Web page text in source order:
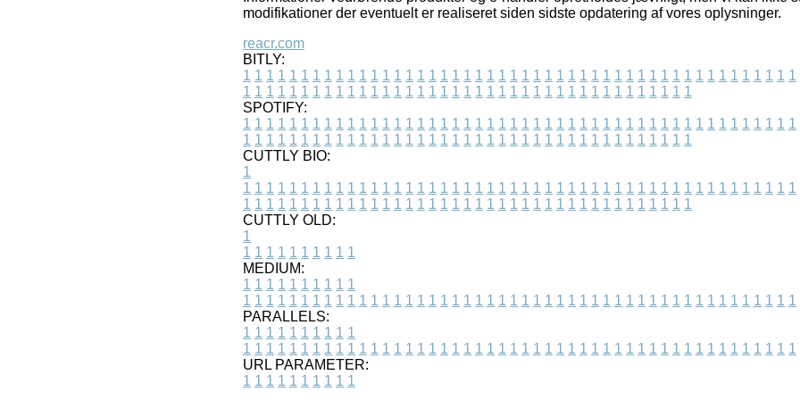
modifikationer der eventuelt er realiseret siden sidste opdatering af vores oplysninger.
reacr.com
BITLY:
1 1 1 1 1 1 1 1 1 1 1 1 1 1 1 1 1 1 1 1 1 1 1 1 1 1 1 1 1 1 1 1 1 1 1 1 1 1 1 1 1 1 1 1 1 1 1 1
1 1 1 1 1 1 1 1 1 1 1 1 1 1 1 1 1 1 1 1 1 1 1 1 1 1 1 1 1 1 1 1 1 1 1 1 1 1 1
SPOTIFY:
1 1 1 1 1 1 1 1 1 1 1 1 1 1 1 1 1 1 1 1 1 1 1 1 1 1 1 1 1 1 1 1 1 1 1 1 1 1 1 1 1 1 1 1 1 1 1 1
1 1 1 1 1 1 1 1 1 1 1 1 1 1 1 1 1 1 1 1 1 1 1 1 1 1 1 1 1 1 1 1 1 1 1 1 1 1 1
CUTTLY BIO:
1
1 1 1 1 1 1 1 1 1 1 1 1 1 1 1 1 1 1 1 1 1 1 1 1 1 1 1 1 1 1 1 1 1 1 1 1 1 1 1 1 1 1 1 1 1 1 1 1
1 1 1 1 1 1 1 1 1 1 1 1 1 1 1 1 1 1 1 1 1 1 1 1 1 1 1 1 1 1 1 1 1 1 1 1 1 1 1
CUTTLY OLD:
1
1 1 1 1 1 1 1 1 1 1
MEDIUM:
1 1 1 1 1 1 1 1 1 1
1 1 1 1 1 1 1 1 1 1 1 1 1 1 1 1 1 1 1 1 1 1 1 1 1 1 1 1 1 1 1 1 1 1 1 1 1 1 1 1 1 1 1 1 1 1 1 1
PARALLELS:
1 1 1 1 1 1 1 1 1 1
1 1 1 1 1 1 1 1 1 1 1 1 1 1 1 1 1 1 1 1 1 1 1 1 1 1 1 1 1 1 1 1 1 1 1 1 1 1 1 1 1 1 1 1 1 1 1 1
URL PARAMETER:
1 1 1 1 1 1 1 1 1 1